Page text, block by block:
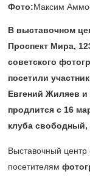
Фото:Максим
В выставочном
Проспект Мира,
советского
посетили
Евгений Жиляев
продлится с 16
клуба свободный,
Выставочный центр
посетителям